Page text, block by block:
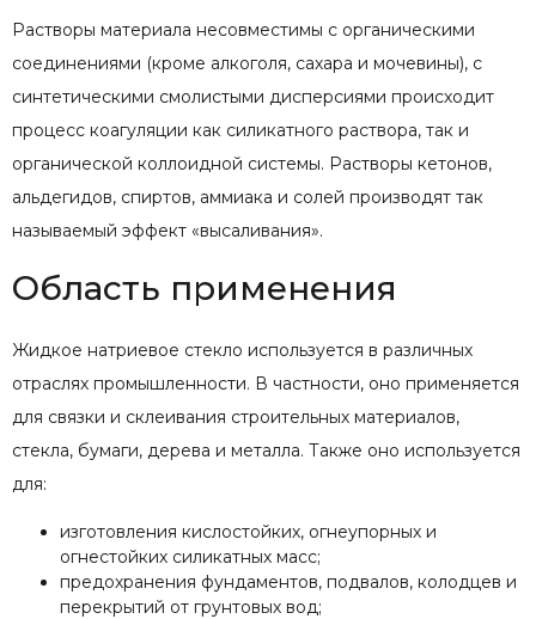
Растворы материала несовместимы с органическими
соединениями (кроме алкоголя, сахара и мочевины), с
синтетическими смолистыми дисперсиями происходит
процесс коагуляции как силикатного раствора, так и
органической коллоидной системы. Растворы кетонов,
альдегидов, спиртов, аммиака и солей производят так
называемый эффект «высаливания».
Область применения
Жидкое натриевое стекло используется в различных
отраслях промышленности. В частности, оно применяется
для связки и склеивания строительных материалов,
стекла, бумаги, дерева и металла. Также оно используется
для:
изготовления кислостойких, огнеупорных и
огнестойких силикатных масс;
предохранения фундаментов, подвалов, колодцев и
перекрытий от грунтовых вод;